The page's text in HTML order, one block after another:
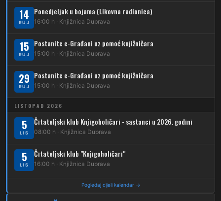
224 Dubec – Novoselec
261 Dubec – Sesvete – Goranec
262 Dubec – Sesvete – Planina Donja
263 Dubec – Sesvete–Kašina – Pl.Gornja
264 Dubec – Sesvete – Jesenovec
267
270 Dubec – Sesvete – Blaguša
14
RUJ
Ponedjeljak u bojama (Likovna radionica)
16:00 h · Knjižnica Dubrava
15
RUJ
Postanite e-Građani uz pomoć knjižničara
15:00 h · Knjižnica Dubrava
29
RUJ
Postanite e-Građani uz pomoć knjižničara
15:00 h · Knjižnica Dubrava
LISTOPAD 2026
5
LIS
Čitateljski klub Knjigoholičari - sastanci u 2026. godini
08:00 h · Knjižnica Dubrava
5
LIS
Čitateljski klub "Knjigoholičari"
16:00 h · Knjižnica Dubrava
Pogledaj cijeli kalendar →